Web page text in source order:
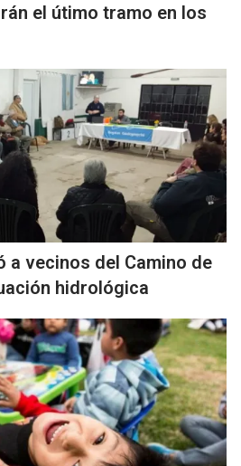
el útimo tramo en los
a vecinos del Camino de
hidrológica